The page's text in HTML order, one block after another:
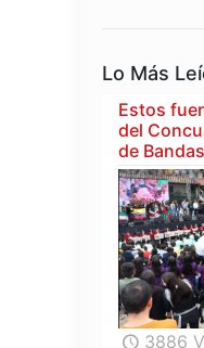
Lo Más
Estos
del
de
3886